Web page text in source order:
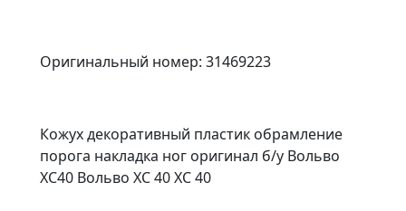
Оригинальный номер: 31469223
Кожух декоративный пластик обрамление
порога накладка ног оригинал б/у Вольво
ХС40 Вольво XC 40 ХС 40